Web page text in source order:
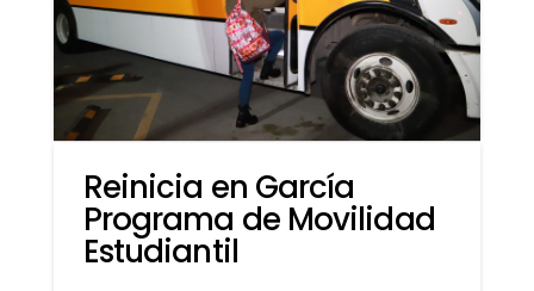
Reinicia en García
Programa de Movilidad
Estudiantil